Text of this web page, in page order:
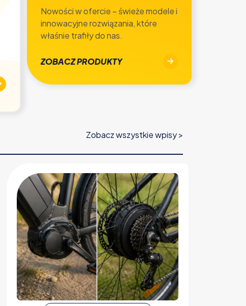
Nowości w ofercie – świeże modele i
innowacyjne rozwiązania, które
właśnie trafiły do nas.
ZOBACZ PRODUKTY
Zobacz wszystkie wpisy >